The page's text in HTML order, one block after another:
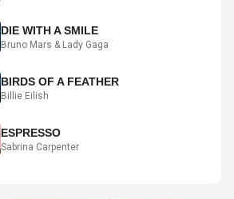
DIE WITH A SMILE
Bruno Mars & Lady Gaga
BIRDS OF A FEATHER
Billie Eilish
ESPRESSO
Sabrina Carpenter